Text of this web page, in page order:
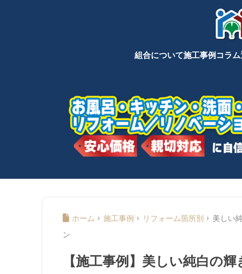
組合について施工事例 コラム
ホーム 施工事例 リフォーム箇所別
美しい
ン
【施工事例】美しい純白の